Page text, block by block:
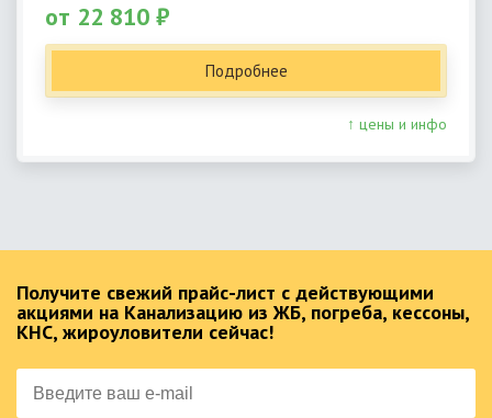
от 22 810 ₽
Подробнее
↑ цены и инфо
Получите свежий прайс-лист с действующими
акциями на Канализацию из ЖБ, погреба, кессоны,
КНС, жироуловители сейчас!